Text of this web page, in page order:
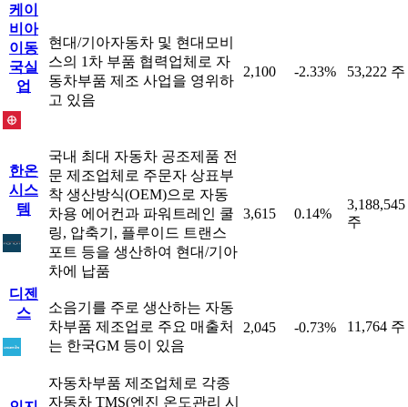
케이
비아
이동
국실
업
현대/기아자동차 및 현대모비
스의 1차 부품 협력업체로 자
동차부품 제조 사업을 영위하
고 있음
2,100 -2.33% 53,222 주
한온
시스
템
국내 최대 자동차 공조제품 전
문 제조업체로 주문자 상표부
착 생산방식(OEM)으로 자동
차용 에어컨과 파워트레인 쿨
링, 압축기, 플루이드 트랜스
포트 등을 생산하여 현대/기아
차에 납품
3,615 0.14%
3,188,545
주
디젠
스
소음기를 주로 생산하는 자동
차부품 제조업로 주요 매출처
는 한국GM 등이 있음
2,045 -0.73% 11,764 주
자동차부품 제조업체로 각종
자동차 TMS(엔진 온도관리 시